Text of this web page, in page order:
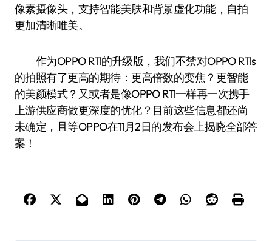
像素摄像头，支持智能美肤和背景虚化功能，自拍
更加清晰唯美。
作为OPPO R11的升级版，我们不禁对OPPO R11s
的拍照有了更高的期待：更高倍数的变焦？更智能
的美颜模式？又或者是像OPPO R11一样再一次携手
上游供应商做更深度的优化？目前这些信息都还尚
未确定，且等OPPO在11月2日的发布会上揭晓全部答
案！